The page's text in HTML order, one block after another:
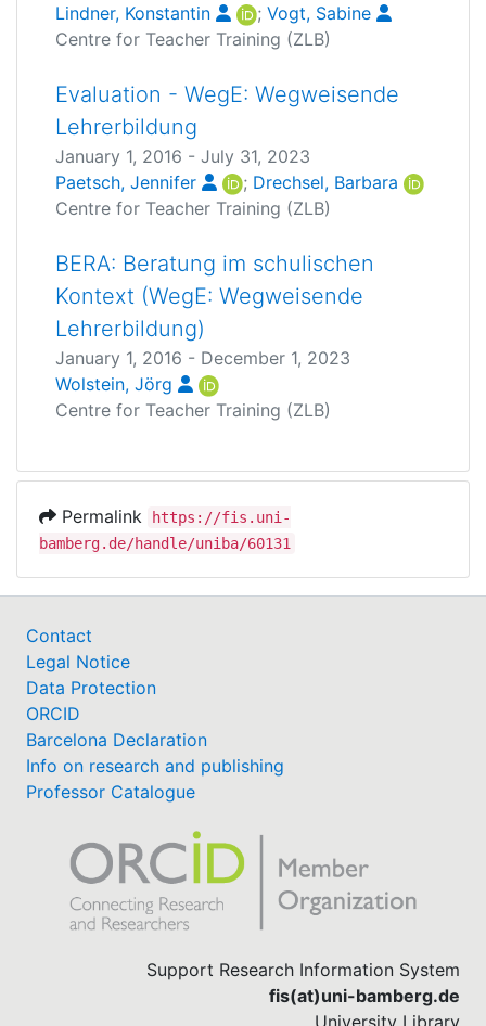
Lindner, Konstantin
; Vogt, Sabine
Centre for Teacher Training (ZLB)
Evaluation - WegE: Wegweisende
Lehrerbildung
January 1, 2016 - July 31, 2023
Paetsch, Jennifer
; Drechsel, Barbara
Centre for Teacher Training (ZLB)
BERA: Beratung im schulischen
Kontext (WegE: Wegweisende
Lehrerbildung)
January 1, 2016 - December 1, 2023
Wolstein, Jörg
Centre for Teacher Training (ZLB)
Permalink
https://fis.uni-
bamberg.de/handle/uniba/60131
Contact
Legal Notice
Data Protection
ORCID
Barcelona Declaration
Info on research and publishing
Professor Catalogue
Support Research Information System
fis(at)uni-bamberg.de